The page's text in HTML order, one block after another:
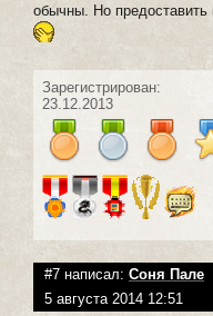
обычны. Но предоставить
Зарегистрирован:
23.12.2013
#7 написал: Соня Пале
5 августа 2014 12:51